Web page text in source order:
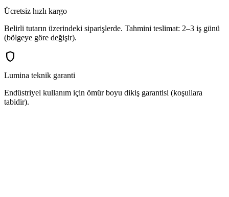
Ücretsiz hızlı kargo
Belirli tutarın üzerindeki siparişlerde. Tahmini teslimat: 2–3 iş günü
(bölgeye göre değişir).
shield
Lumina teknik garanti
Endüstriyel kullanım için ömür boyu dikiş garantisi (koşullara
tabidir).